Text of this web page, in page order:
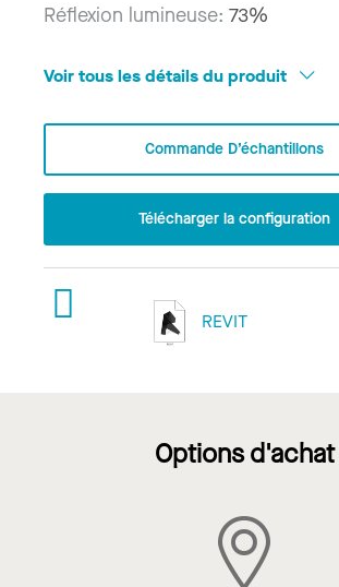
Réflexion lumineuse: 73%
Voir tous les détails du produit
Commande D’échantillons
Télécharger la configuration
REVIT
Options d'achat